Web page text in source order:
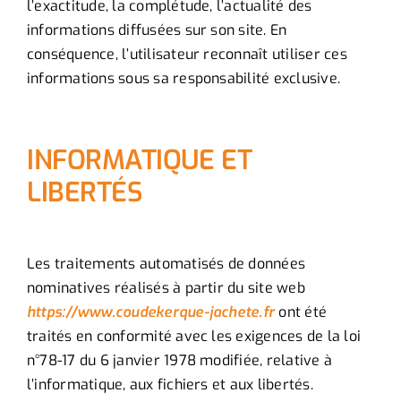
l’exactitude, la complétude, l’actualité des
informations diffusées sur son site. En
conséquence, l’utilisateur reconnaît utiliser ces
informations sous sa responsabilité exclusive.
INFORMATIQUE ET
LIBERTÉS
Les traitements automatisés de données
nominatives réalisés à partir du site web
https://www.coudekerque-jachete.fr ont été
traités en conformité avec les exigences de la loi
n°78-17 du 6 janvier 1978 modifiée, relative à
l’informatique, aux fichiers et aux libertés.